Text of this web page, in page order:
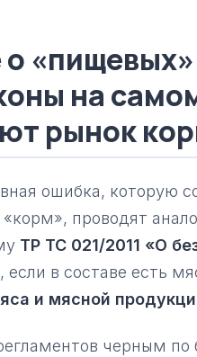
о
на
рынок
ошибка, которую
проводят
ТР ТС 021/2011 «О
если в составе есть
и мясной
черным по